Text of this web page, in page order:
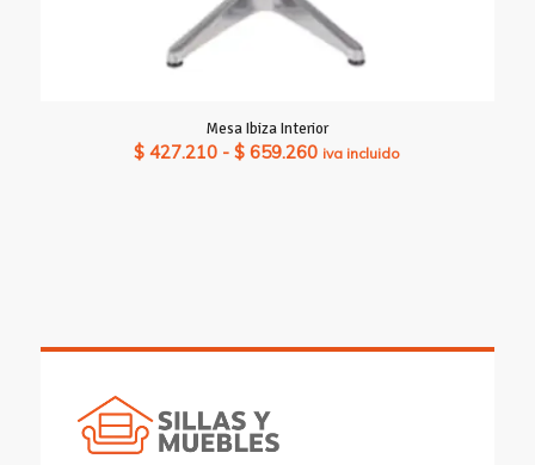
Mesa Ibiza Interior
$ 427.210 - $ 659.260Rango
iva incluido